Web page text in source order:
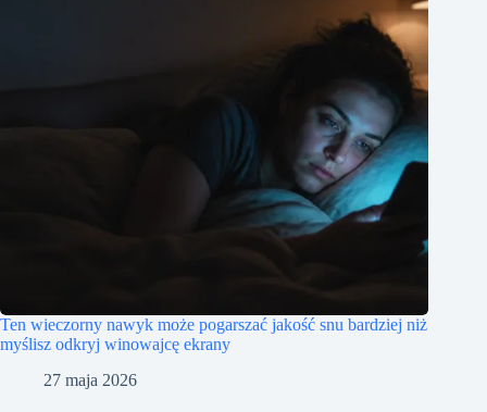
Ten wieczorny nawyk może pogarszać jakość snu bardziej niż
myślisz odkryj winowajcę ekrany
27 maja 2026